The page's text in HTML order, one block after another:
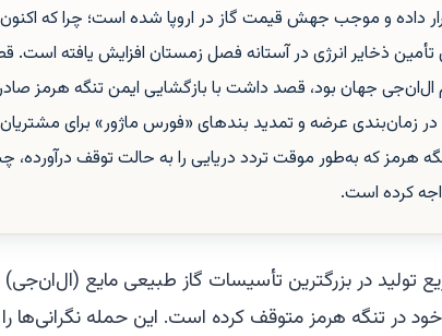
داده و موجب جهش قیمت گاز در اروپا شده است؛ چرا که
تأمین ذخایر انرژی در آستانه فصل زمستان افزایش یافته
جهان بود، قصد داشت با بازگشایی ایمن تنگه هرمز
در زمان‌بندی عرضه و تمدید بندهای «فورس ماژور» برای
که به‌طور موقت تردد دریایی را به حالت توقف درآورده،
کرده است.
تولید در بزرگترین تأسیسات گاز طبیعی مایع
در تنگه هرمز متوقف کرده است. این حمله نگرانی‌ها